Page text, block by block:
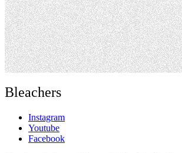
Artists
Dates
About
News
Close navigation
Bleachers
Instagram
Youtube
Facebook